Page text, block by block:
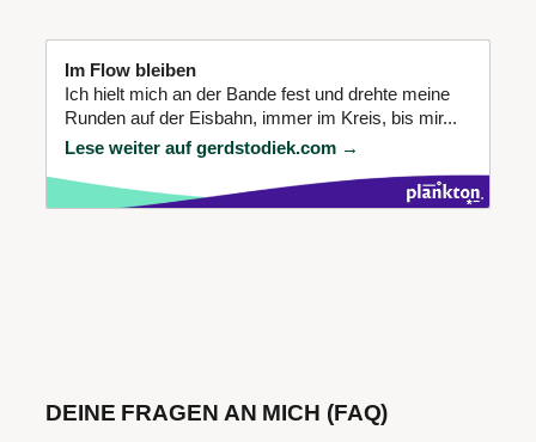
Im Flow bleiben
Ich hielt mich an der Bande fest und drehte meine
Runden auf der Eisbahn, immer im Kreis, bis mir...
Lese weiter auf gerdstodiek.com →
DEINE FRAGEN AN MICH (FAQ)